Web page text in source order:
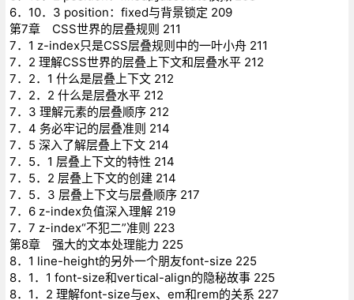
6．10．3 position：fixed与背景锁定 209
第7章 CSS世界的层叠规则 211
7．1 z-index只是CSS层叠规则中的一叶小舟 211
7．2 理解CSS世界的层叠上下文和层叠水平 212
7．2．1 什么是层叠上下文 212
7．2．2 什么是层叠水平 212
7．3 理解元素的层叠顺序 212
7．4 务必牢记的层叠准则 214
7．5 深入了解层叠上下文 214
7．5．1 层叠上下文的特性 214
7．5．2 层叠上下文的创建 214
7．5．3 层叠上下文与层叠顺序 217
7．6 z-index负值深入理解 219
7．7 z-index“不犯二”准则 223
第8章 强大的文本处理能力 225
8．1 line-height的另外一个朋友font-size 225
8．1．1 font-size和vertical-align的隐秘故事 225
8．1．2 理解font-size与ex、em和rem的关系 227